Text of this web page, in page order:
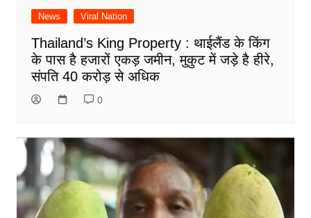
News Viral Nation
Thailand’s King Property : थाईलैंड के किंग
के पास है हजारों एकड़ जमीन, मुकुट में जड़े है हीरे,
संपति 40 करोड़ से अधिक
0